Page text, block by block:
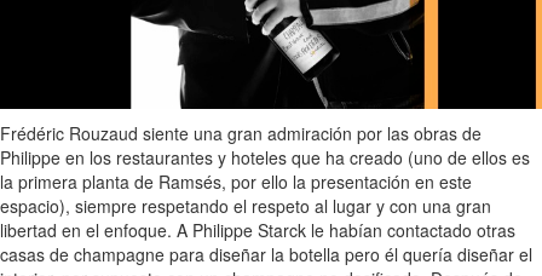
Frédéric Rouzaud siente una gran admiración por las obras de
Philippe en los restaurantes y hoteles que ha creado (uno de ellos es
la primera planta de Ramsés, por ello la presentación en este
espacio), siempre respetando el respeto al lugar y con una gran
libertad en el enfoque. A Philippe Starck le habían contactado otras
casas de champagne para diseñar la botella pero él quería diseñar el